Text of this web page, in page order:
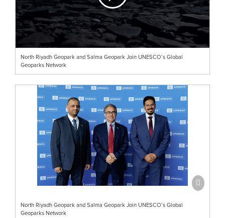
North Riyadh Geopark and Salma Geopark Join UNESCO’s Global
Geoparks Network
North Riyadh Geopark and Salma Geopark Join UNESCO’s Global
Geoparks Network